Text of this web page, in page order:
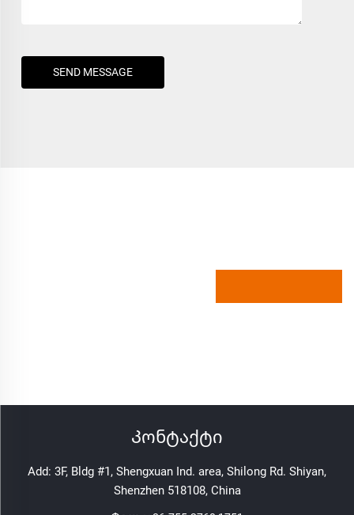
SEND MESSAGE
Კონტაქტი
Add: 3F, Bldg #1, Shengxuan Ind. area, Shilong Rd. Shiyan,
Shenzhen 518108, China